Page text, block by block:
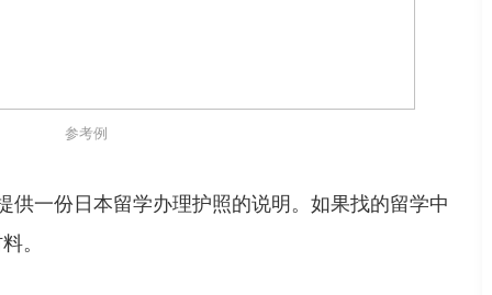
参考例
一份日本留学办理护照的说明。 如果找的留学中
。